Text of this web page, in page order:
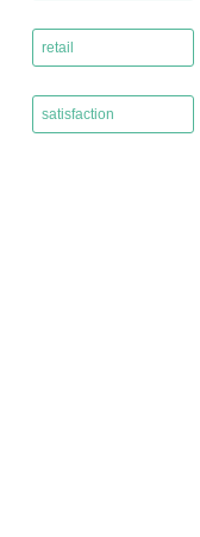
retail
satisfaction